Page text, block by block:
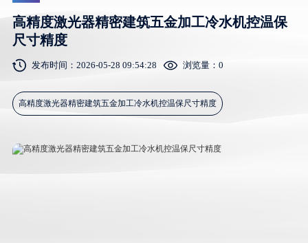
高精度激光器精密建筑五金加工冷水机控温保
尺寸精度
发布时间：2026-05-28 09:54:28 浏览量： 0
高精度激光器精密建筑五金加工冷水机控温保尺寸精度